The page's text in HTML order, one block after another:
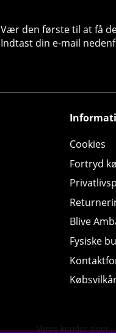
Vær den første til at få
Indtast din e-mail
Cookies
Fortryd
Blive
Fysiske